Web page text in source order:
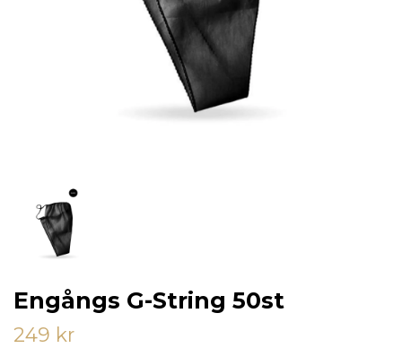
Engångs G-String 50st
249 kr